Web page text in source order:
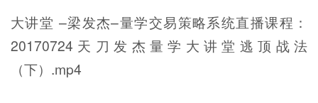
大讲堂 –梁发杰–量学交易策略系统直播课程：
20170724天刀发杰量学大讲堂逃顶战法
（下）.mp4